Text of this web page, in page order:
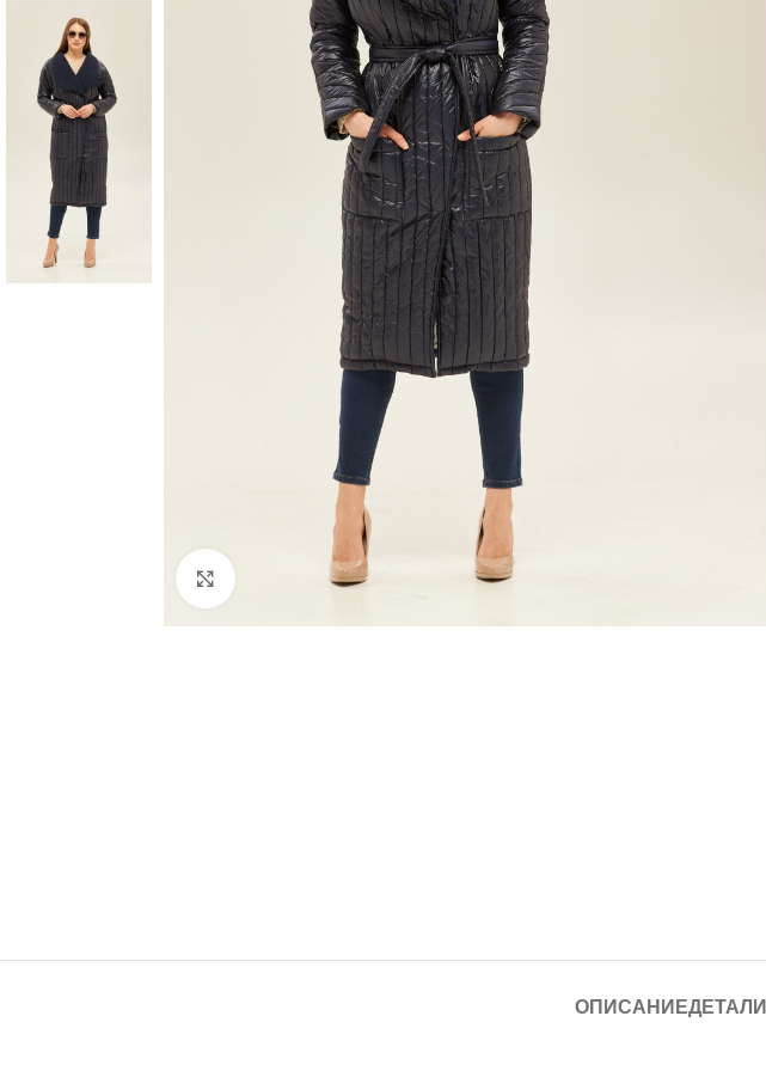
Click to enlarge
ОПИСАНИЕДЕТАЛИ